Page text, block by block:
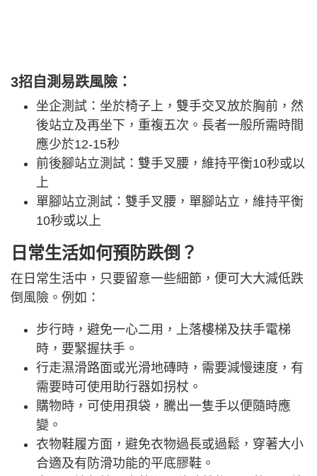
3招自測易跌風險：
坐企測試：坐於椅子上，雙手交叉放於胸前，然
後站立及再坐下，重複五次。長者一般所需時間
應少於12-15秒
前後腳站立測試：雙手叉腰，維持平衡10秒或以
上
單腳站立測試：雙手叉腰，單腳站立，維持平衡
10秒或以上
日常生活如何預防跌倒？
在日常生活中，只要留意一些細節，便可大大減低跌
倒風險。例如：
步行時，避免一心二用，上落樓梯及扶手電梯
時，要緊握扶手。
行走濕滑路面或光滑地磚時，需要減慢速度，有
需要時可使用助行器如拐杖。
購物時，可使用孭袋，騰出一隻手以便隨時應
變。
衣物鞋履方面，避免衣物過長或過鬆，穿著大小
合適及有防滑功能的平底膠鞋。